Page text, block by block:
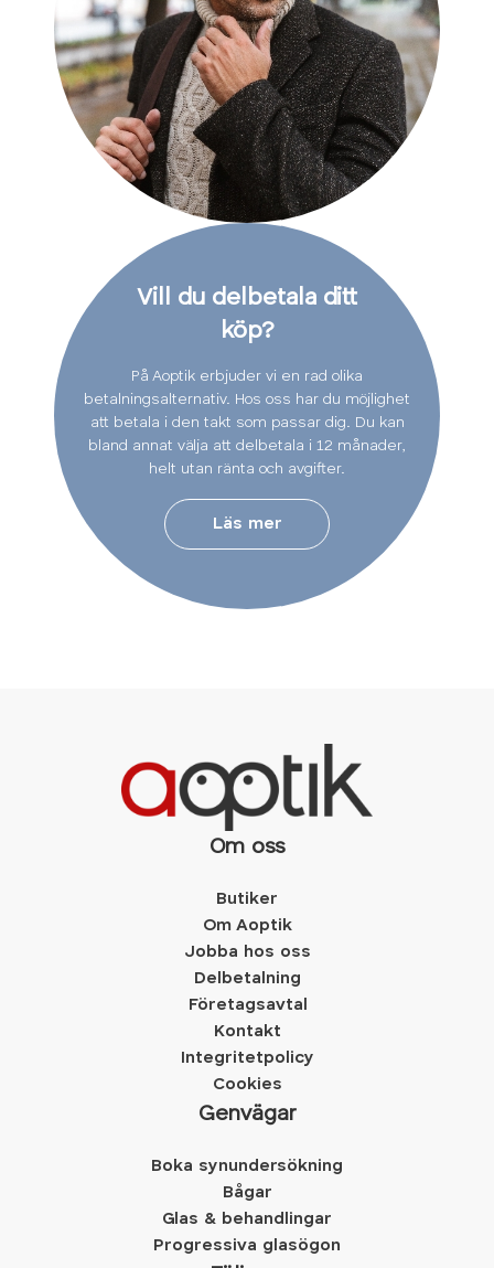
Vill du delbetala ditt
köp?
På Aoptik erbjuder vi en rad olika
betalningsalternativ. Hos oss har du möjlighet
att betala i den takt som passar dig. Du kan
bland annat välja att delbetala i 12 månader,
helt utan ränta och avgifter.
Läs mer
Om oss
Butiker
Om Aoptik
Jobba hos oss
Delbetalning
Företagsavtal
Kontakt
Integritetpolicy
Cookies
Genvägar
Boka synundersökning
Bågar
Glas & behandlingar
Progressiva glasögon